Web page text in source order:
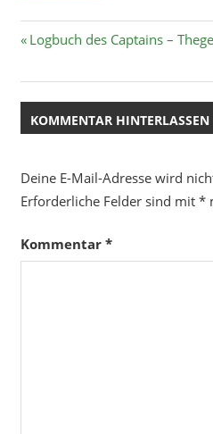
Vorheriger
Logbuch des Captains –
KOMMENTAR HINTERLASSEN
Deine E-Mail-Adresse wird
Erforderliche Felder sind mit *
Kommentar *